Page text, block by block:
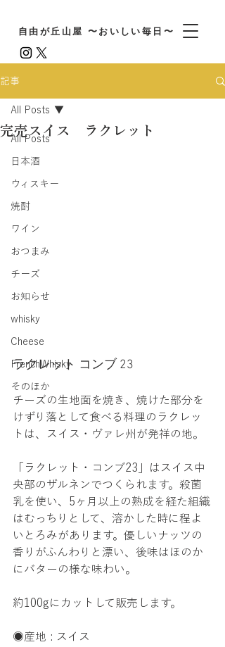
自由が丘山屋 〜おいしい毎日〜
記事
All Posts
日本酒
ウィスキー
焼酎
ワイン
おつまみ
チーズ
お知らせ
whisky
Cheese
FrenchWhisky
そのほか
All Posts
完売スイス ラクレット
ラクレット コンブ 23
チーズの生地面を焼き、焼けた部分を
けずり落として食べる料理のラクレッ
トは、スイス・ヴァレ州が発祥の地。
「ラクレット・コンブ23」はスイス中
央部のザルネンでつくられます。殺菌
乳を使い、5ヶ月以上の熟成を経た組織
はむっちりとして、溶かした時に程よ
いとろみがあります。優しいナッツの
香りがふんわりと漂い、後味はほのか
にバターの様な味わい。
約100gにカットして販売します。
◉産地 : スイス